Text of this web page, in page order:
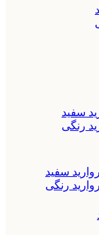
سفید
رنگی
سفید
رنگی